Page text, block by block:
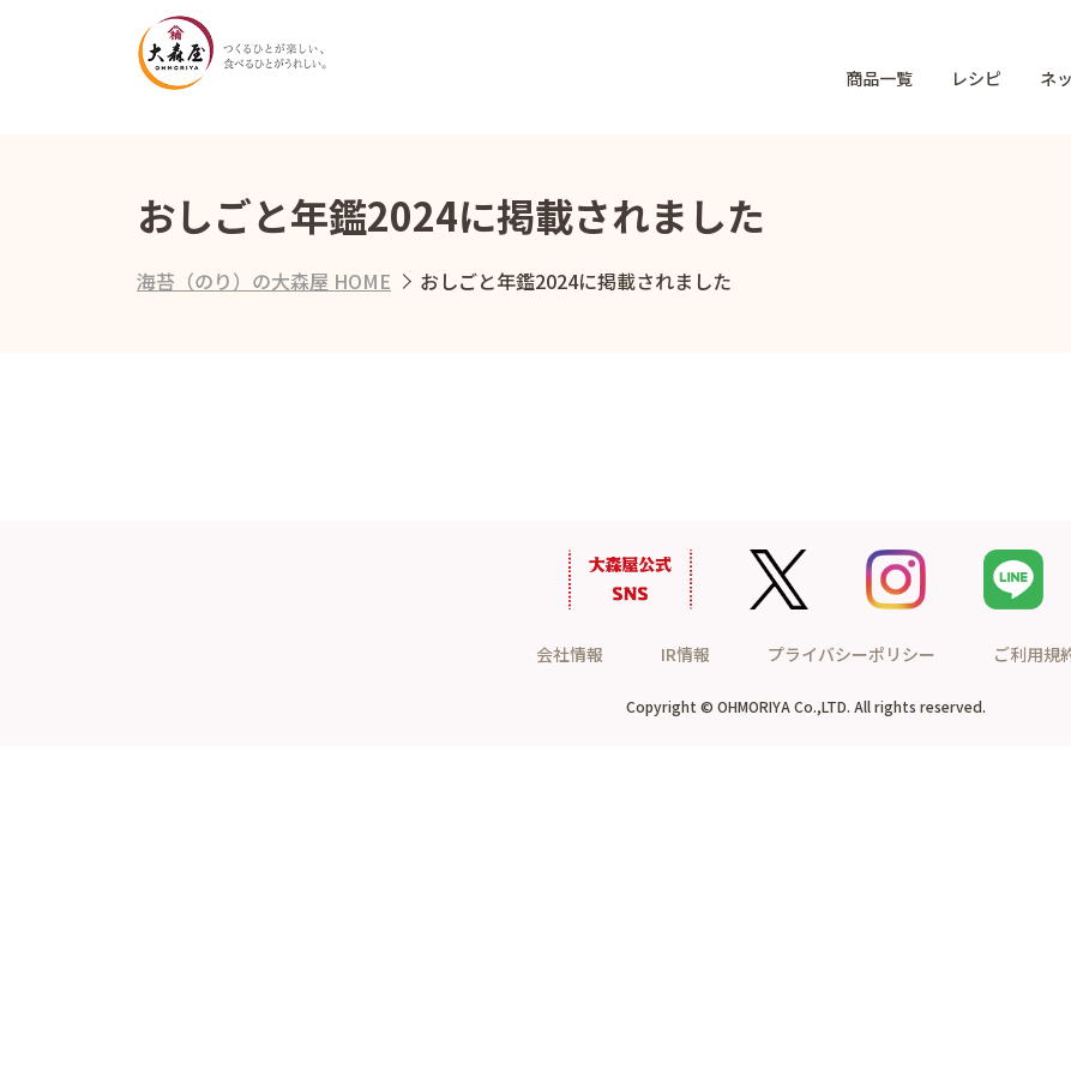
商品一覧 レシピ ネ
おしごと年鑑2024に掲載されました
海苔（のり）の大森屋 HOME おしごと年鑑2024に掲載されました
会社情報 IR情報 プライバシーポリシー ご利用規
Copyright © OHMORIYA Co.,LTD. All rights reserved.